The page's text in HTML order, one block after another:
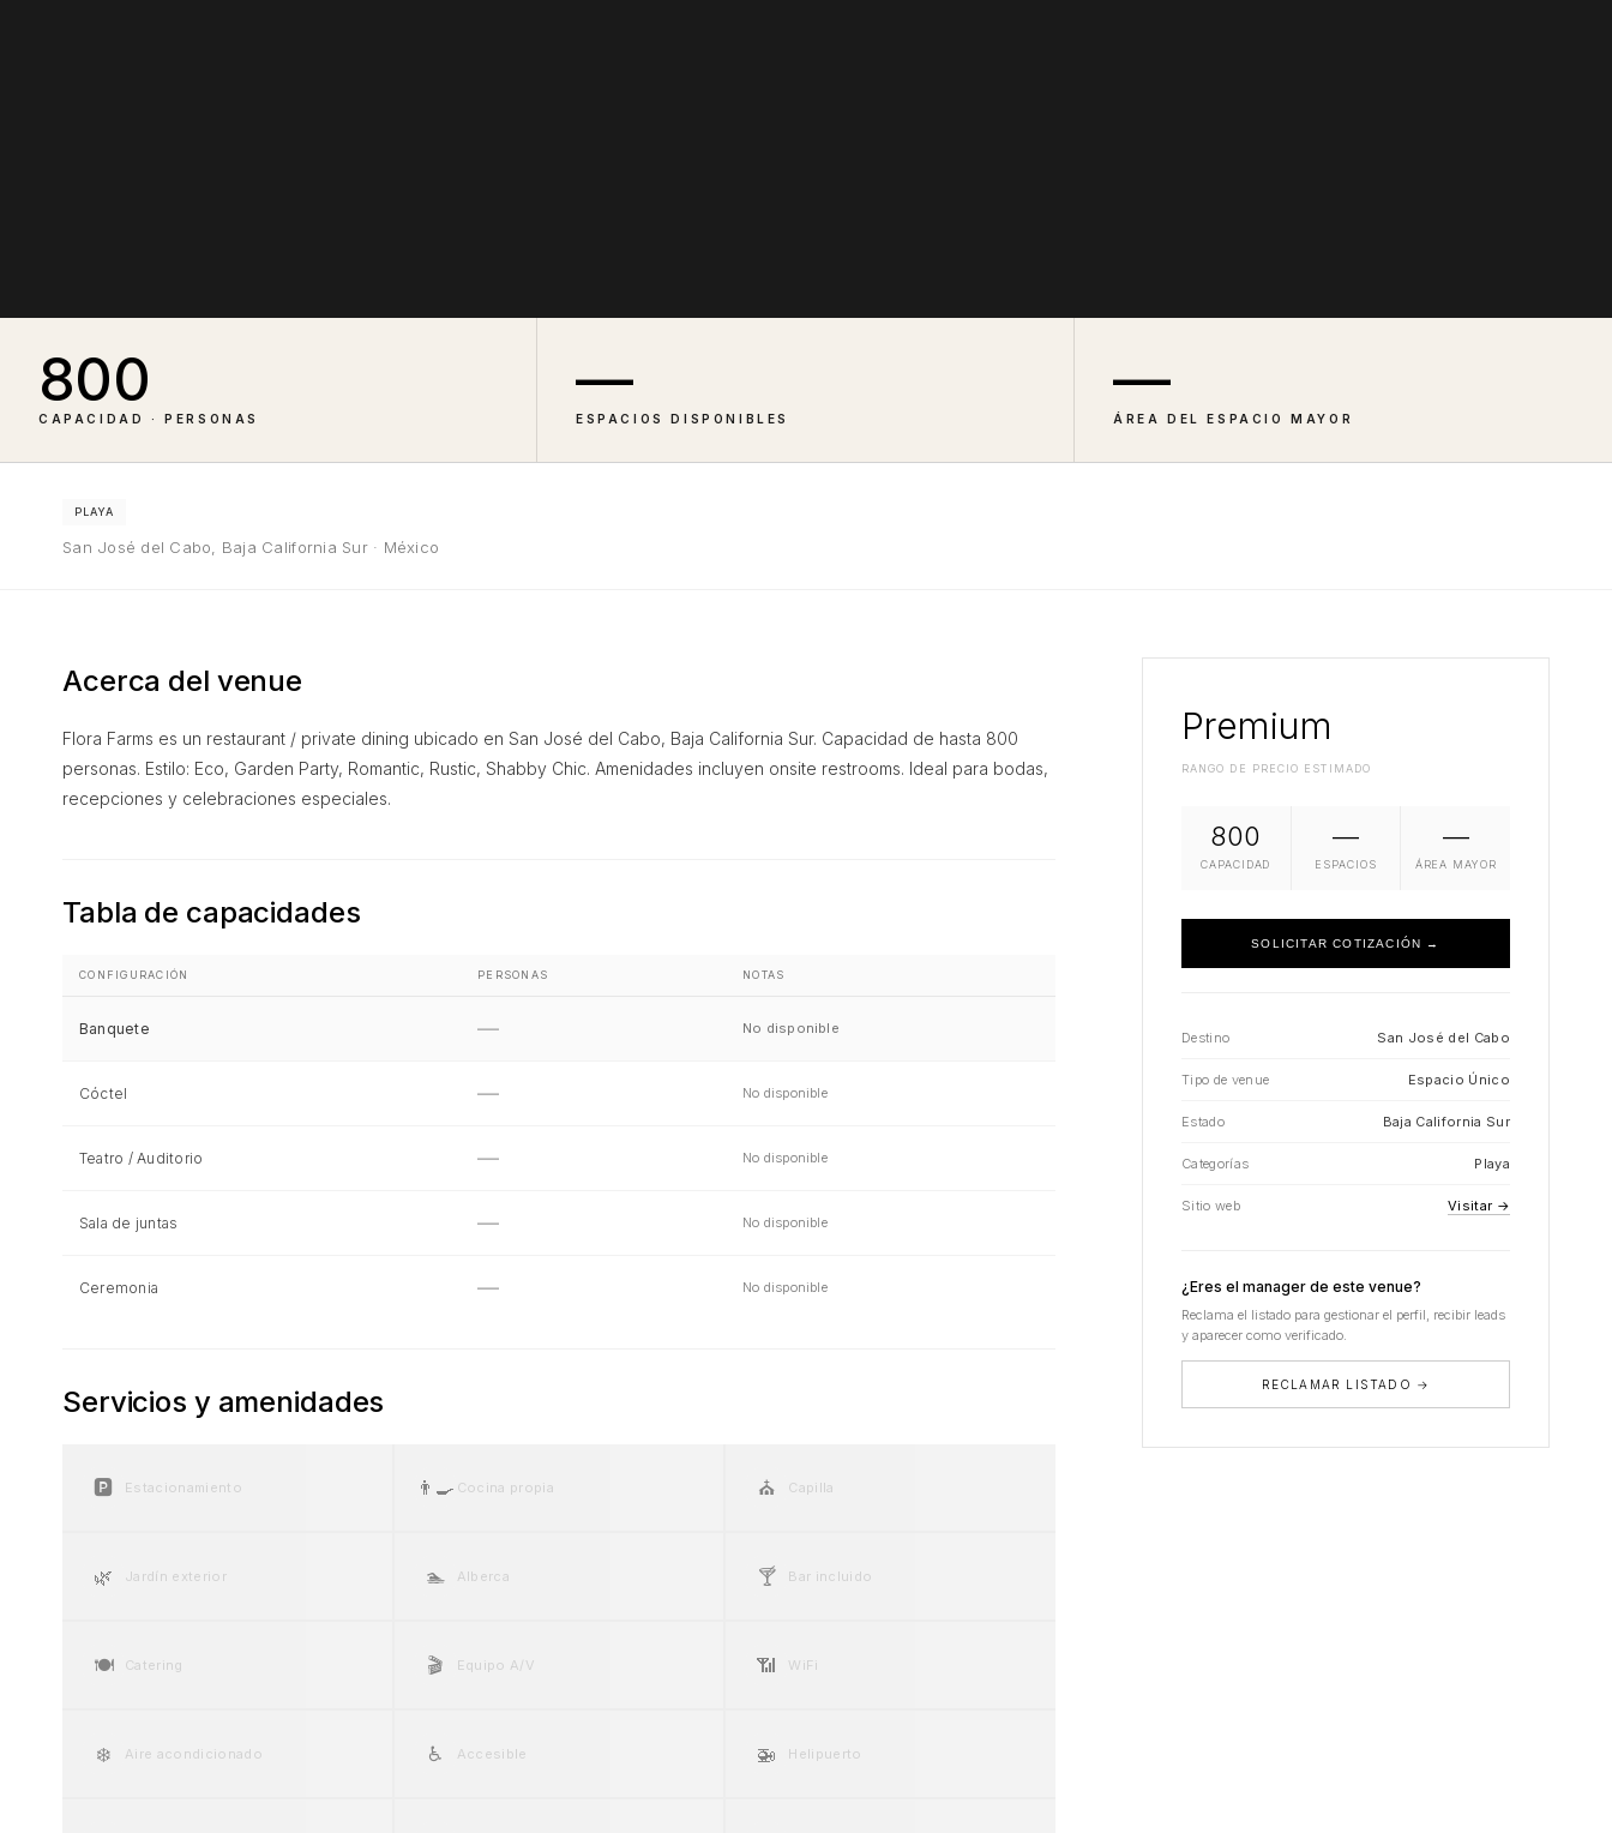
800
CAPACIDAD · PERSONAS
—
ESPACIOS DISPONIBLES
—
ÁREA DEL ESPACIO MAYOR
PLAYA
San José del Cabo, Baja California Sur · México
Acerca del venue
Flora Farms es un restaurant / private dining ubicado en San José del Cabo, Baja California Sur. Capacidad de hasta 800
personas. Estilo: Eco, Garden Party, Romantic, Rustic, Shabby Chic. Amenidades incluyen onsite restrooms. Ideal para bodas,
recepciones y celebraciones especiales.
Tabla de capacidades
CONFIGURACIÓN PERSONAS NOTAS
Banquete — No disponible
Cóctel — No disponible
Teatro / Auditorio — No disponible
Sala de juntas — No disponible
Ceremonia — No disponible
Servicios y amenidades
🅿️ Estacionamiento 👨‍🍳 Cocina propia ⛪ Capilla
🌿 Jardín exterior 🏊 Alberca 🍸 Bar incluido
🍽️ Catering 🎬 Equipo A/V 📶 WiFi
❄️ Aire acondicionado ♿ Accesible 🚁 Helipuerto
Premium
RANGO DE PRECIO ESTIMADO
800
CAPACIDAD
—
ESPACIOS
—
ÁREA MAYOR
SOLICITAR COTIZACIÓN →
Destino San José del Cabo
Tipo de venue Espacio Único
Estado Baja California Sur
Categorías Playa
Sitio web Visitar →
¿Eres el manager de este venue?
Reclama el listado para gestionar el perfil, recibir leads
y aparecer como verificado.
RECLAMAR LISTADO →